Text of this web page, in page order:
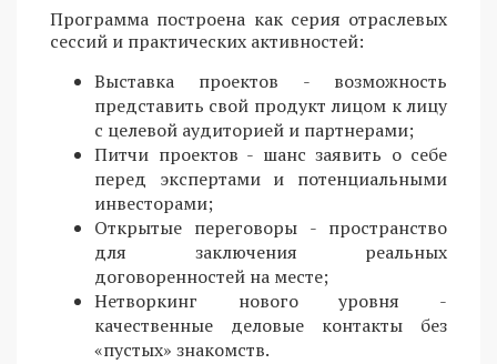
Программа построена как серия отраслевых
сессий и практических активностей:
Выставка проектов - возможность
представить свой продукт лицом к лицу
с целевой аудиторией и партнерами;
Питчи проектов - шанс заявить о себе
перед экспертами и потенциальными
инвесторами;
Открытые переговоры - пространство
для заключения реальных
договоренностей на месте;
Нетворкинг нового уровня -
качественные деловые контакты без
«пустых» знакомств.